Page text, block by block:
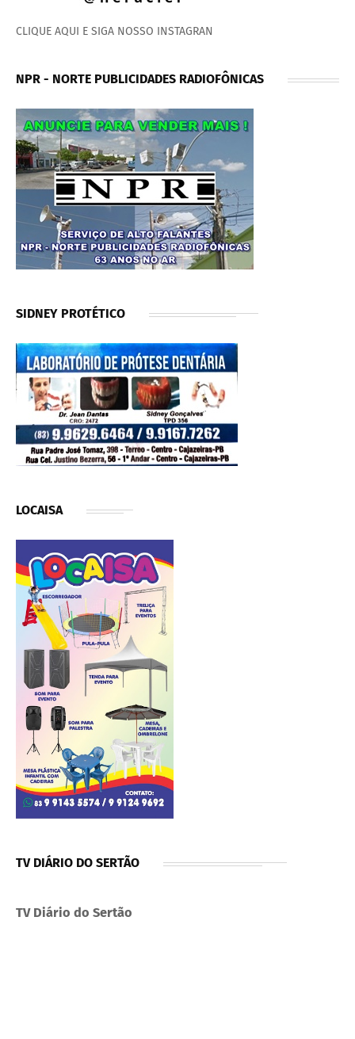
CLIQUE AQUI E SIGA NOSSO INSTAGRAN
NPR - NORTE PUBLICIDADES RADIOFÔNICAS
SIDNEY PROTÉTICO
LOCAISA
TV DIÁRIO DO SERTÃO
TV Diário do Sertão